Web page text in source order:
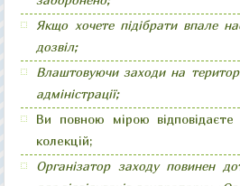
Якщо хочете підібрати впале
дозвіл;
Влаштовуючи заходи на
адміністрації;
Ви повною мірою
колекцій;
Організатор заходу повинен